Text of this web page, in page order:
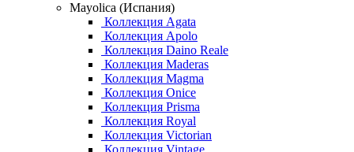
Mayolica (Испания)
Коллекция Agata
Коллекция Apolo
Коллекция Daino Reale
Коллекция Maderas
Коллекция Magma
Коллекция Onice
Коллекция Prisma
Коллекция Royal
Коллекция Victorian
Коллекция Vintage